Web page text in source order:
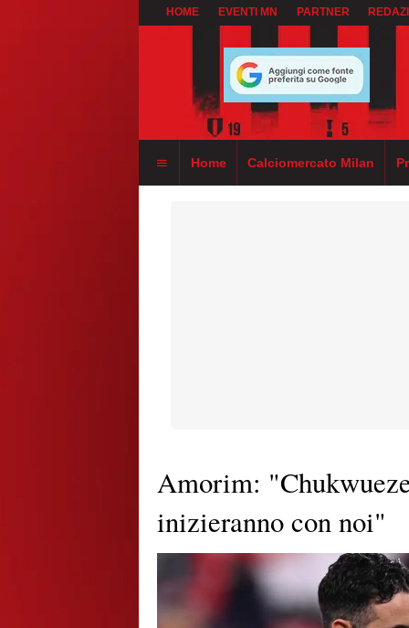
HOME EVENTI MN PARTNER
Home Calciomercato Milan
Amorim:
inizieranno con noi"